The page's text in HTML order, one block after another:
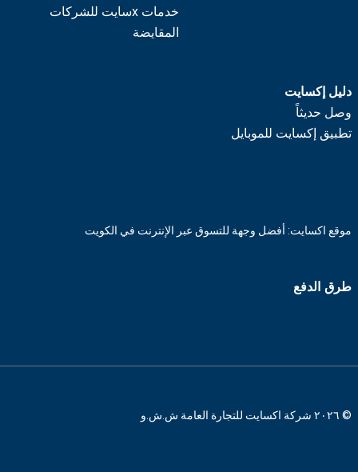
خدمات xسايت للشركات
المقايضة
دليل إكسايت
وصل حديثاً
تطبيق إكسايت للموبايل
موقع اكسايت: أفضل وجهة للتسوق عبر الإنترنت في الكويت
طرق الدفع
© ٢٠٢٦ شركة اكسايت للتجارة العامة ش.ش.و